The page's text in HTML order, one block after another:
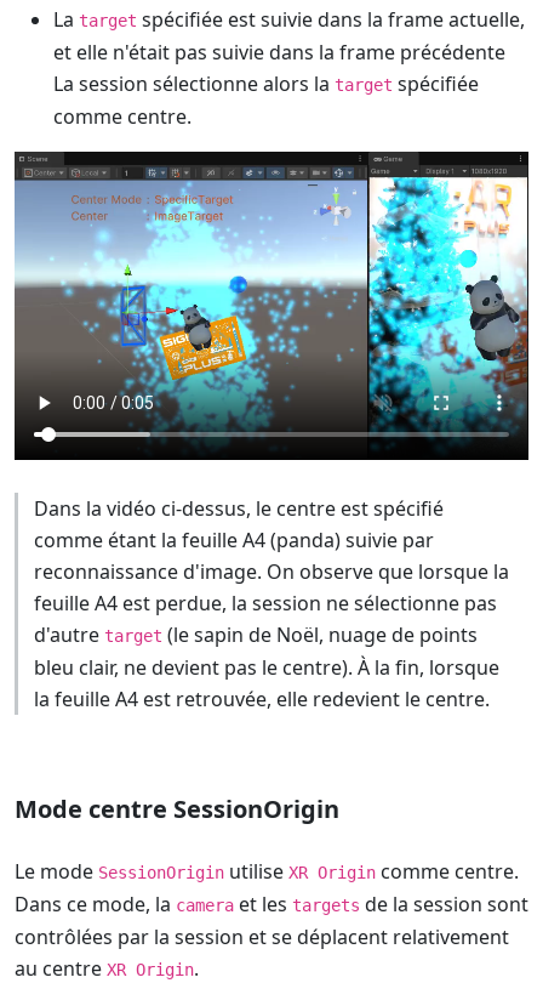
La target spécifiée est suivie dans la frame actuelle,
et elle n'était pas suivie dans la frame précédente
La session sélectionne alors la target spécifiée
comme centre.
Dans la vidéo ci-dessus, le centre est spécifié
comme étant la feuille A4 (panda) suivie par
reconnaissance d'image. On observe que lorsque la
feuille A4 est perdue, la session ne sélectionne pas
d'autre target (le sapin de Noël, nuage de points
bleu clair, ne devient pas le centre). À la fin, lorsque
la feuille A4 est retrouvée, elle redevient le centre.
Mode centre SessionOrigin
Le mode SessionOrigin utilise XR Origin comme centre.
Dans ce mode, la camera et les targets de la session sont
contrôlées par la session et se déplacent relativement
au centre XR Origin.